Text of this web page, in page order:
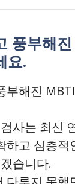
풍부해
요.
부해진
사는 최신
하고 심층적
습니다.